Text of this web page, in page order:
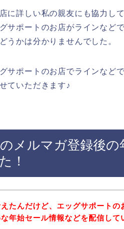
に詳しい私の親友にも協力し
サポートのお店がラインなど
うかは分かりませんでした。
サポートのお店でラインなど
ていただきます♪
メルマガ登録後の
！
たんだけど、エッグサポートの
年始セール情報などを配信して